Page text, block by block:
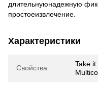
длительнуюнадежную
простоеизвлечение.
Характеристики
Свойства
Take it